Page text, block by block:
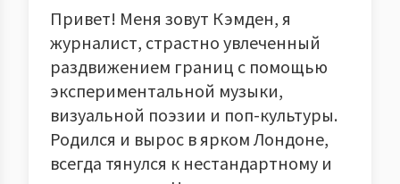
Привет! Меня зовут Кэмден, я
журналист, страстно увлеченный
раздвижением границ с помощью
экспериментальной музыки,
визуальной поэзии и поп-культуры.
Родился и вырос в ярком Лондоне,
всегда тянулся к нестандартному и